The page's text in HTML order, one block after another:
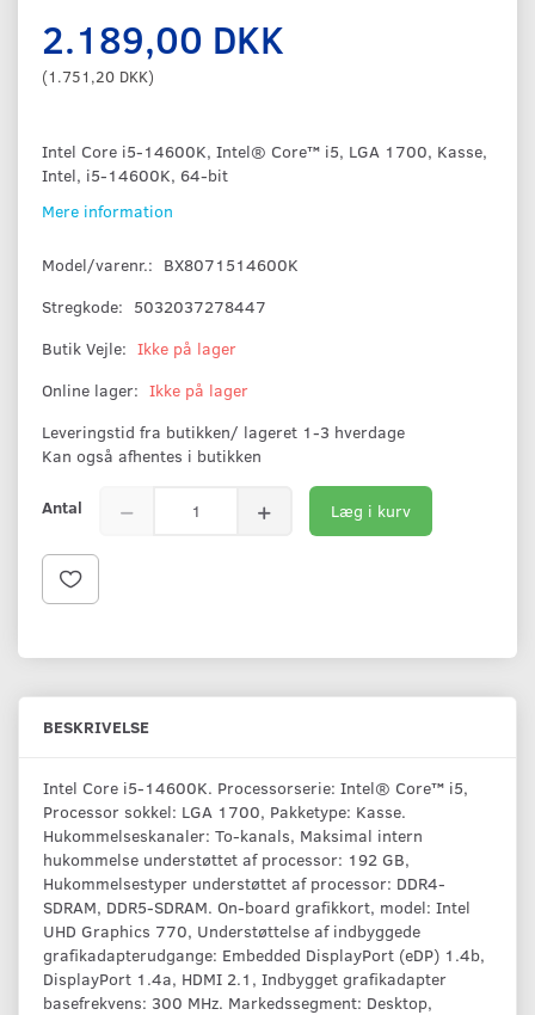
2.189,00 DKK
(1.751,20 DKK)
Intel Core i5-14600K, Intel® Core™ i5, LGA 1700, Kasse,
Intel, i5-14600K, 64-bit
Mere information
Model/varenr.: BX8071514600K
Stregkode: 5032037278447
Butik Vejle: Ikke på lager
Online lager: Ikke på lager
Leveringstid fra butikken/ lageret 1-3 hverdage
Kan også afhentes i butikken
Antal Læg i kurv
BESKRIVELSE
Intel Core i5-14600K. Processorserie: Intel® Core™ i5,
Processor sokkel: LGA 1700, Pakketype: Kasse.
Hukommelseskanaler: To-kanals, Maksimal intern
hukommelse understøttet af processor: 192 GB,
Hukommelsestyper understøttet af processor: DDR4-
SDRAM, DDR5-SDRAM. On-board grafikkort, model: Intel
UHD Graphics 770, Understøttelse af indbyggede
grafikadapterudgange: Embedded DisplayPort (eDP) 1.4b,
DisplayPort 1.4a, HDMI 2.1, Indbygget grafikadapter
basefrekvens: 300 MHz. Markedssegment: Desktop,